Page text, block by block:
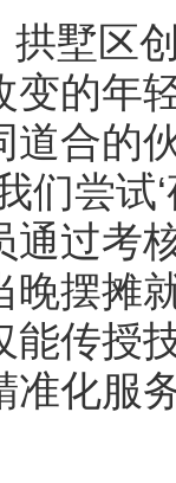
墅区
变的年
道合的
们尝试
通过考
晚摆摊
能传授
准化服